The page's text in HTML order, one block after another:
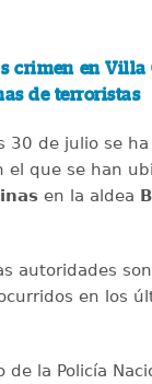
crimen en Villa
de terroristas
30 de julio se
el que se han
en la aldea
autoridades
en los
de la Policía